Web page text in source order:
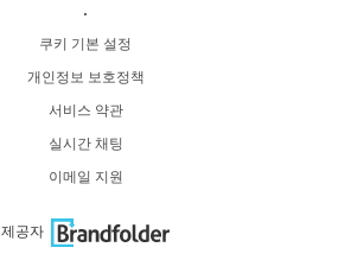
·
쿠키 기본 설정
개인정보 보호정책
서비스 약관
실시간 채팅
이메일 지원
제공자